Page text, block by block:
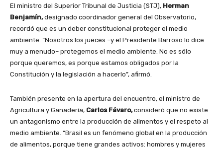
El ministro del Superior Tribunal de Justicia (STJ), Herman
Benjamín,designado coordinador general del Observatorio,
recordó que es un deber constitucional proteger el medio
ambiente. “Nosotros los jueces –y el Presidente Barroso lo dice
muy a menudo– protegemos el medio ambiente. No es sólo
porque queremos, es porque estamos obligados por la
Constitución y la legislación a hacerlo”, afirmó.
También presente en la apertura del encuentro, el ministro de
Agricultura y Ganadería, Carlos Fávaro,consideró que no existe
un antagonismo entre la producción de alimentos y el respeto al
medio ambiente. “Brasil es un fenómeno global en la producción
de alimentos, porque tiene grandes activos: hombres y mujeres